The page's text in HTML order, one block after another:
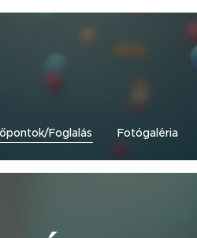
Foglalás Fotógaléria